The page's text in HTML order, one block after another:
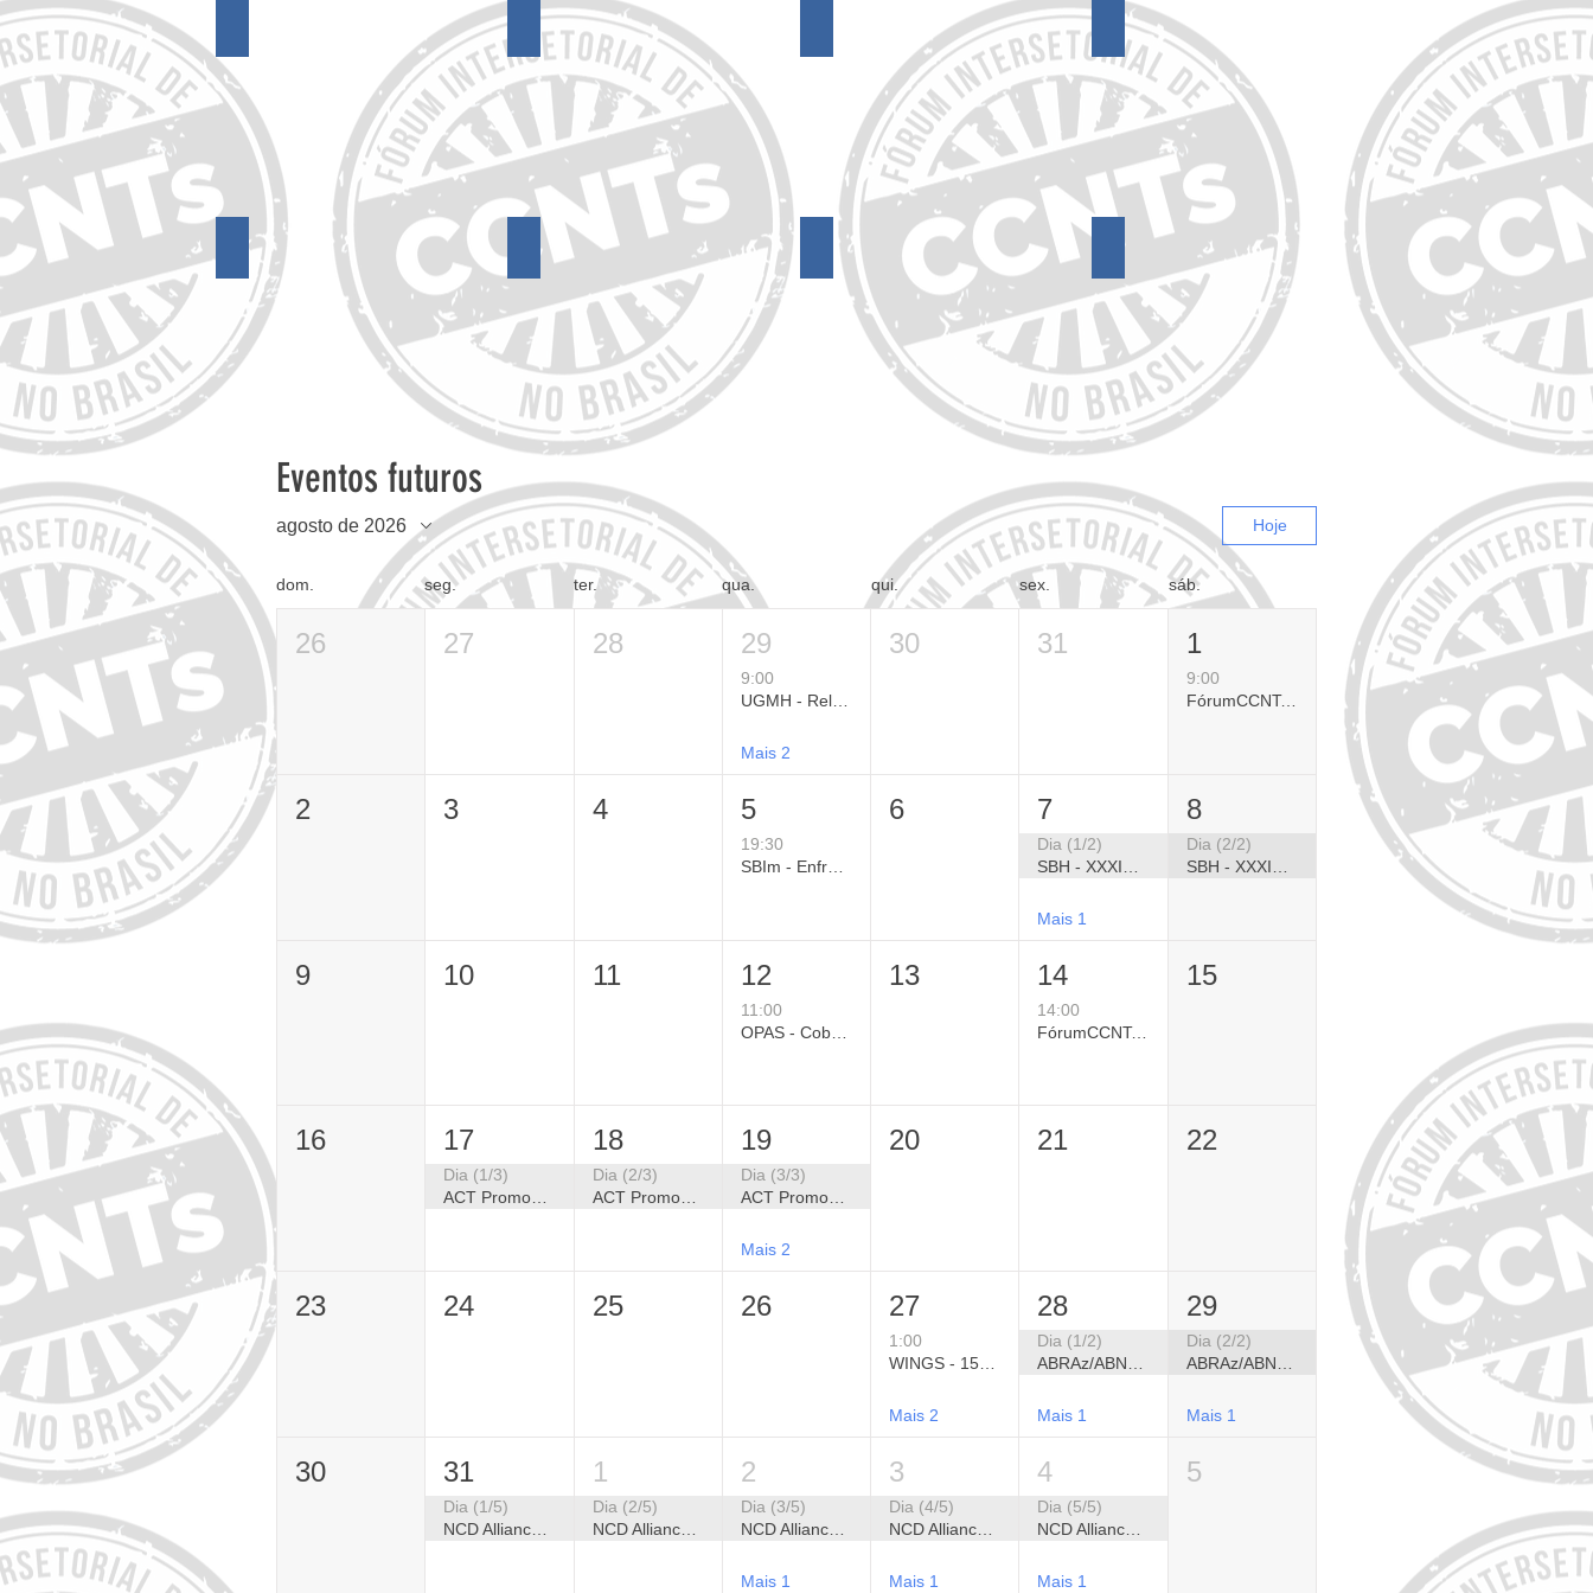
Eventos futuros
agosto de 2026 Hoje
dom. seg. ter. qua. qui. sex. sáb.
26 27 28 29
9:00
UGMH - Relatório de Políticas Públicas para a Proteção da Saúde Mental Contra o Calor Extremo
Mais 2
30 31 1
9:00
FórumCCNTs/ADJ - Atualização em Diabetes Tipo 1 para o Cenário Brasileiro
2 3 4 5
19:30
SBIm - Enfrentamento do VSR no Dia a Dia: Decisões Clínicas Baseadas em Evidências
6 7
Dia (1/2)
Mais 1
8
Dia (2/2)
9 10 11 12
11:00
OPAS - Cobertura Vacinal nas Américas em 2025: Situação Atual, Progressos e Desafios
13 14
14:00
FórumCCNTs - Evento para Gestores: Programas de CCNTs/DCNTs com Oportunidade de Escala (online)
15
16 17
Dia (1/3)
ACT Promoção da Saúde - XIX Seminário Alianças Estratégicas para Promoção da Saúde
18
Dia (2/3)
ACT Promoção da Saúde - XIX Seminário Alianças Estratégicas para Promoção da Saúde
19
Dia (3/3)
ACT Promoção da Saúde - XIX Seminário Alianças Estratégicas para Promoção da Saúde
Mais 2
20 21 22
23 24 25 26 27
1:00
WINGS - 15º Fórum Brasileiro de Filantropia 2026
Mais 2
28
Dia (1/2)
ABRAz/ABNPG - Congresso Brasileiro de Alzheimer e Congresso Brasileiro de Neuropsiquiatria Geriátrica
Mais 1
29
Dia (2/2)
ABRAz/ABNPG - Congresso Brasileiro de Alzheimer e Congresso Brasileiro de Neuropsiquiatria Geriátrica
Mais 1
30 31
Dia (1/5)
1
Dia (2/5)
NCD Alliance - Semana Global de Ação em CCNTs 2026
2
Dia (3/5)
NCD Alliance - Semana Global de Ação em CCNTs 2026
Mais 1
3
Dia (4/5)
Mais 1
4
Dia (5/5)
Mais 1
5
17º Encontro do FórumCCNTs 16º Encontro do FórumCCNTs 15º Encontro do FórumCCNTs
14º Encontro do FórumCCNTs 13º Encontro do FórumCCNTs 12º Encontro do FórumCCNTs 11º Encontro do FórumCCNTs